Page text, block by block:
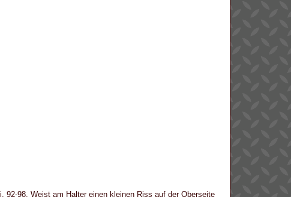
98. Weist am Halter einen kleinen Riss auf der Oberseite